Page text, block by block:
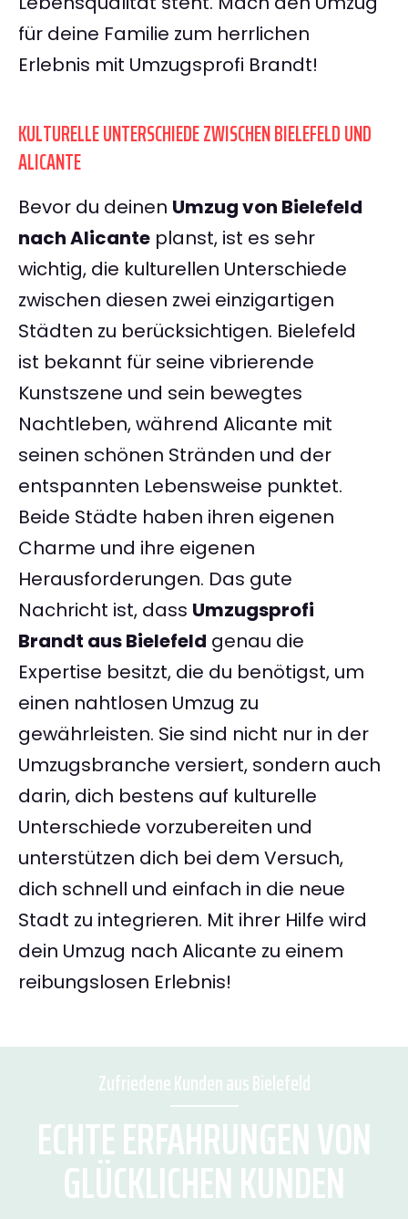
für deine Familie zum herrlichen
Erlebnis mit Umzugsprofi Brandt!
KULTURELLE UNTERSCHIEDE ZWISCHEN BIELEFELD UND
ALICANTE
Bevor du deinen Umzug von Bielefeld
nach Alicante planst, ist es sehr
wichtig, die kulturellen Unterschiede
zwischen diesen zwei einzigartigen
Städten zu berücksichtigen. Bielefeld
ist bekannt für seine vibrierende
Kunstszene und sein bewegtes
Nachtleben, während Alicante mit
seinen schönen Stränden und der
entspannten Lebensweise punktet.
Beide Städte haben ihren eigenen
Charme und ihre eigenen
Herausforderungen. Das gute
Nachricht ist, dass Umzugsprofi
Brandt aus Bielefeld genau die
Expertise besitzt, die du benötigst, um
einen nahtlosen Umzug zu
gewährleisten. Sie sind nicht nur in der
Umzugsbranche versiert, sondern auch
darin, dich bestens auf kulturelle
Unterschiede vorzubereiten und
unterstützen dich bei dem Versuch,
dich schnell und einfach in die neue
Stadt zu integrieren. Mit ihrer Hilfe wird
dein Umzug nach Alicante zu einem
reibungslosen Erlebnis!
Zufriedene Kunden aus Bielefeld
ECHTE ERFAHRUNGEN VON
GLÜCKLICHEN KUNDEN